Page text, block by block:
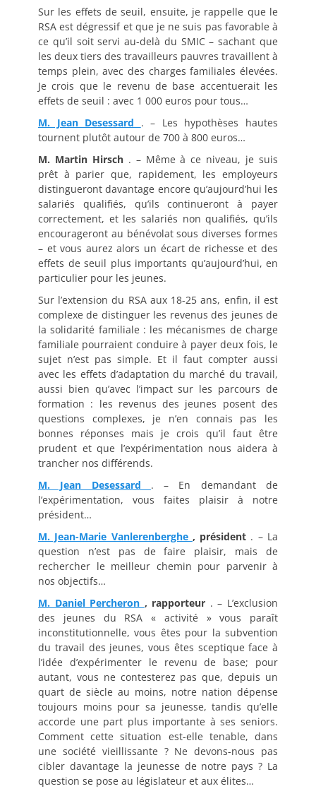
Sur les effets de seuil, ensuite, je rappelle que le
RSA est dégressif et que je ne suis pas favorable à
ce qu’il soit servi au-delà du SMIC – sachant que
les deux tiers des travailleurs pauvres travaillent à
temps plein, avec des charges familiales élevées.
Je crois que le revenu de base accentuerait les
effets de seuil : avec 1 000 euros pour tous…
M. Jean Desessard . – Les hypothèses hautes
tournent plutôt autour de 700 à 800 euros…
M. Martin Hirsch . – Même à ce niveau, je suis
prêt à parier que, rapidement, les employeurs
distingueront davantage encore qu’aujourd’hui les
salariés qualifiés, qu’ils continueront à payer
correctement, et les salariés non qualifiés, qu’ils
encourageront au bénévolat sous diverses formes
– et vous aurez alors un écart de richesse et des
effets de seuil plus importants qu’aujourd’hui, en
particulier pour les jeunes.
Sur l’extension du RSA aux 18-25 ans, enfin, il est
complexe de distinguer les revenus des jeunes de
la solidarité familiale : les mécanismes de charge
familiale pourraient conduire à payer deux fois, le
sujet n’est pas simple. Et il faut compter aussi
avec les effets d’adaptation du marché du travail,
aussi bien qu’avec l’impact sur les parcours de
formation : les revenus des jeunes posent des
questions complexes, je n’en connais pas les
bonnes réponses mais je crois qu’il faut être
prudent et que l’expérimentation nous aidera à
trancher nos différends.
M. Jean Desessard . – En demandant de
l’expérimentation, vous faites plaisir à notre
président…
M. Jean-Marie Vanlerenberghe , président . – La
question n’est pas de faire plaisir, mais de
rechercher le meilleur chemin pour parvenir à
nos objectifs…
M. Daniel Percheron , rapporteur . – L’exclusion
des jeunes du RSA « activité » vous paraît
inconstitutionnelle, vous êtes pour la subvention
du travail des jeunes, vous êtes sceptique face à
l’idée d’expérimenter le revenu de base; pour
autant, vous ne contesterez pas que, depuis un
quart de siècle au moins, notre nation dépense
toujours moins pour sa jeunesse, tandis qu’elle
accorde une part plus importante à ses seniors.
Comment cette situation est-elle tenable, dans
une société vieillissante ? Ne devons-nous pas
cibler davantage la jeunesse de notre pays ? La
question se pose au législateur et aux élites…